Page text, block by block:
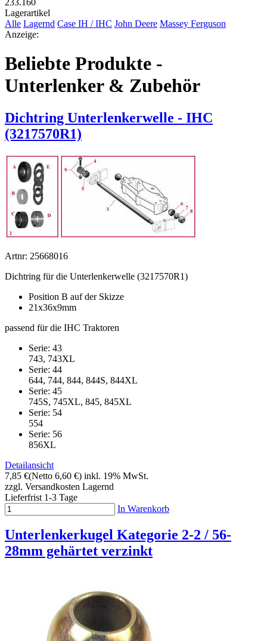
Lagerartikel
Alle Lagernd Case IH / IHC John Deere Massey Ferguson
Anzeige:
Beliebte Produkte -
Unterlenker & Zubehör
Dichtring Unterlenkerwelle - IHC
(3217570R1)
Artnr: 25668016
Dichtring für die Unterlenkerwelle (3217570R1)
Position B auf der Skizze
21x36x9mm
passend für die IHC Traktoren
Serie: 43
743, 743XL
Serie: 44
644, 744, 844, 844S, 844XL
Serie: 45
745S, 745XL, 845, 845XL
Serie: 54
554
Serie: 56
856XL
Detailansicht
7,85 €(Netto 6,60 €) inkl. 19% MwSt.
zzgl. Versandkosten Lagernd
Lieferfrist 1-3 Tage
In Warenkorb
Unterlenkerkugel Kategorie 2-2 / 56-
28mm gehärtet verzinkt